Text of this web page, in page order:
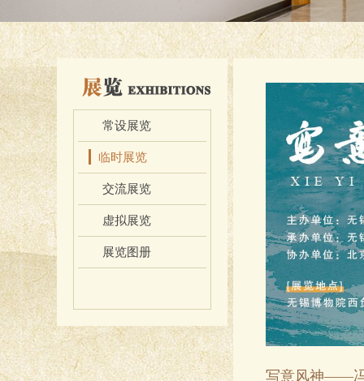
常设展览
临时展览
交流展览
虚拟展览
展览图册
写意风神——